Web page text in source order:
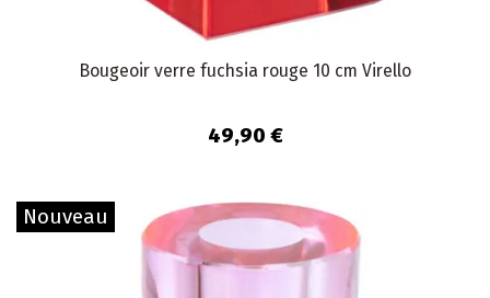
Bougeoir verre fuchsia rouge 10 cm Virello
49,90 €
Nouveau